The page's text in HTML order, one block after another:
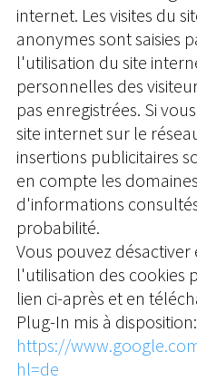
internet. Les visites du
anonymes sont saisies
l'utilisation du site
personnelles des
pas enregistrées. Si
site internet sur le
insertions publicitaires
en compte les
d'informations
probabilité.
Vous pouvez
l'utilisation des cookies
lien ci-après et en
Plug-In mis à disposition:
https://
hl=de